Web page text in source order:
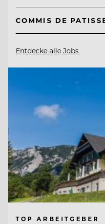
COMMIS DE
Entdecke alle Jobs
TOP ARBEITGEBER